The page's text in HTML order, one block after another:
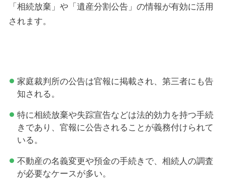
「相続放棄」や「遺産分割公告」の情報が有効に活用
されます。
家庭裁判所の公告は官報に掲載され、第三者にも告
知される。
特に相続放棄や失踪宣告などは法的効力を持つ手続
きであり、官報に公告されることが義務付けられて
いる。
不動産の名義変更や預金の手続きで、相続人の調査
が必要なケースが多い。